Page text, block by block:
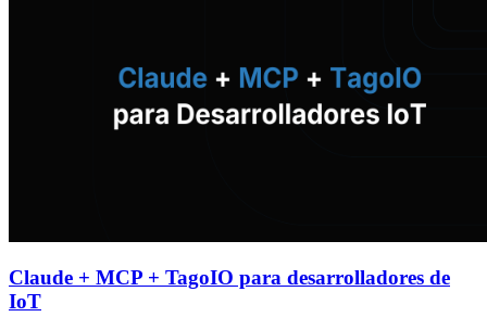
Claude + MCP + TagoIO para desarrolladores de
IoT